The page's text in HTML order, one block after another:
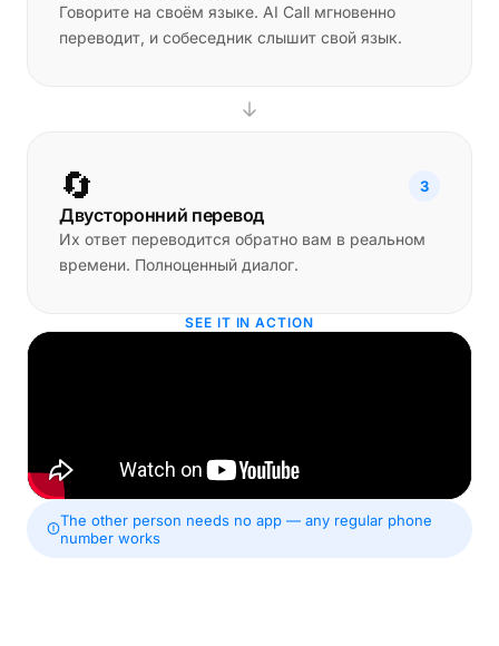
Говорите на своём языке. AI Call мгновенно
переводит, и собеседник слышит свой язык.
🔄 3
Двусторонний перевод
Их ответ переводится обратно вам в реальном
времени. Полноценный диалог.
SEE IT IN ACTION
The other person needs no app — any regular phone
number works